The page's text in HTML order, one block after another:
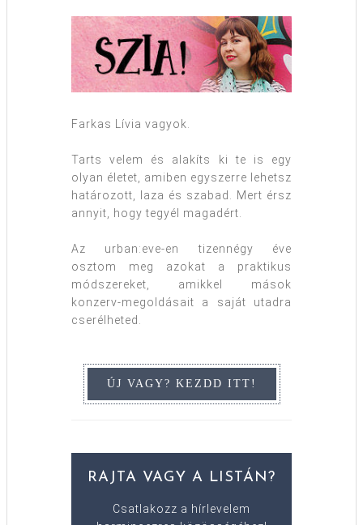
Farkas Lívia vagyok.
Tarts velem és alakíts ki te is egy
olyan életet, amiben egyszerre lehetsz
határozott, laza és szabad. Mert érsz
annyit, hogy tegyél magadért.
Az urban:eve-en tizennégy éve
osztom meg azokat a praktikus
módszereket, amikkel mások
konzerv-megoldásait a saját utadra
cserélheted.
RAJTA VAGY A LISTÁN?
Csatlakozz a hírlevelem